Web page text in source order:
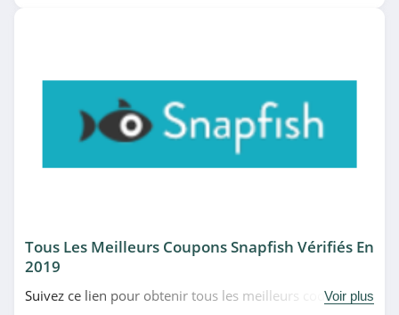
Tous Les Meilleurs Coupons Snapfish Vérifiés En
2019
Suivez ce lien pour obtenir tous les meilleurs codesVoir plus